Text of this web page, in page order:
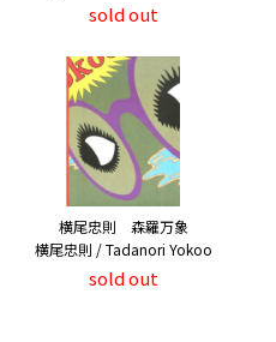
sold out
横尾忠則 森羅万象
横尾忠則 / Tadanori Yokoo
sold out